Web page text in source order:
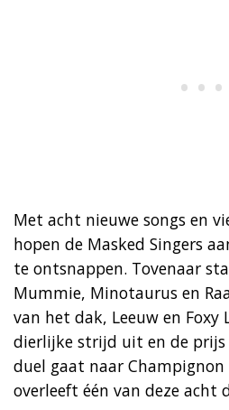
Met acht nieuwe songs en
hopen de Masked Singers
te ontsnappen. Tovenaar
Mummie, Minotaurus en
van het dak, Leeuw en Foxy
dierlijke strijd uit en de
duel gaat naar Champignon
overleeft één van deze acht